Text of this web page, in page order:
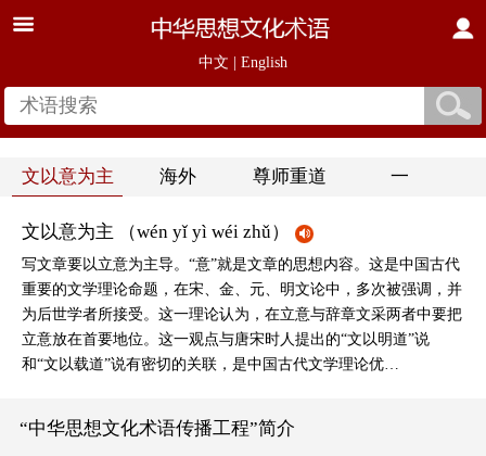
中文 English
文以意为主 海外 尊师重道 一
文以意为主 （wén yǐ yì wéi zhǔ）
写文章要以立意为主导。“意”就是文章的思想内容。这是中国古代
重要的文学理论命题，在宋、金、元、明文论中，多次被强调，并
为后世学者所接受。这一理论认为，在立意与辞章文采两者中要把
立意放在首要地位。这一观点与唐宋时人提出的“文以明道”说
和“文以载道”说有密切的关联，是中国古代文学理论优…
“中华思想文化术语传播工程”简介